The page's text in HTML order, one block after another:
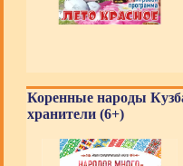
Коренные народы
хранители (6+)